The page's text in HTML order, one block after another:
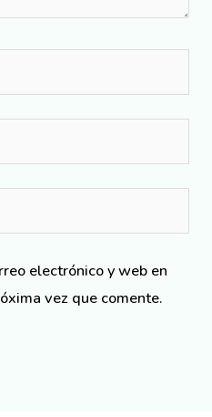
electrónico y web en
vez que comente.